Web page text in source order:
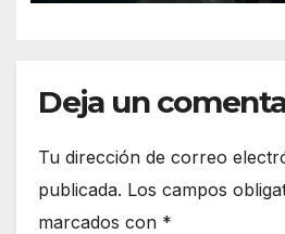
Deja un
Tu dirección de correo
publicada. Los campos
marcados con *